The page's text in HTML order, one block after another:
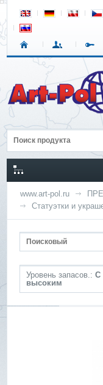
www.art-pol.ru
Статуэтки и
Уровень запасов.: С
высоким